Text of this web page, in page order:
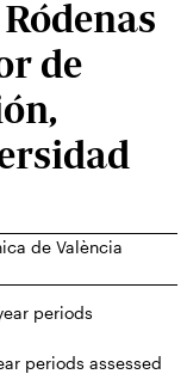
de
de València
periods
periods assessed